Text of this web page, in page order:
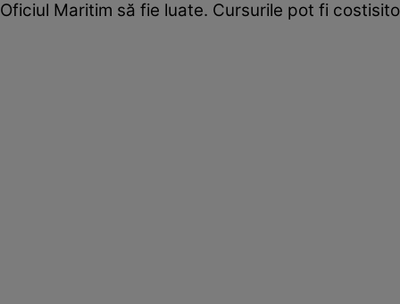
Oficiul Maritim să fie luate. Cursurile pot fi